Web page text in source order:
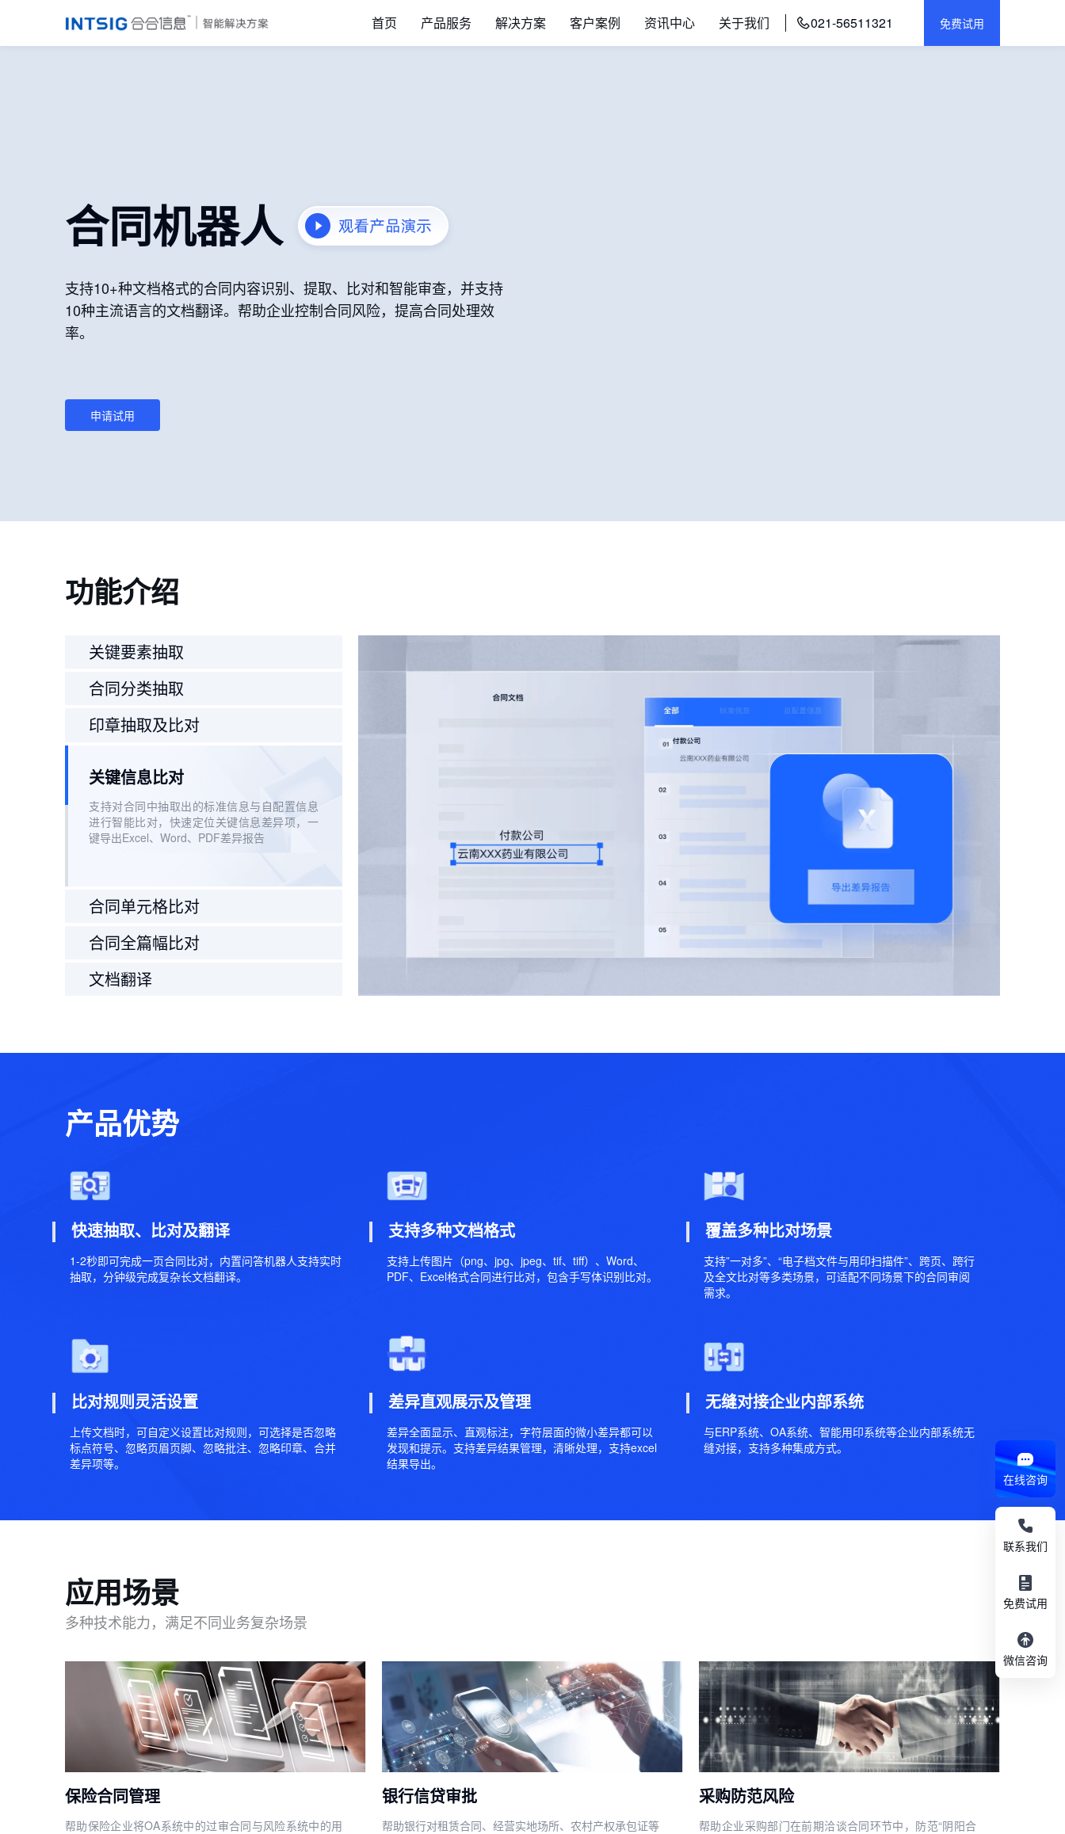
首页 产品服务 解决方案 客户案例 资讯中心 关于我们 021-56511321 免费试用
合同机器人
支持10+种文档格式的合同内容识别、提取、比对和智能审查，并支持
10种主流语言的文档翻译。帮助企业控制合同风险，提高合同处理效
率。
申请试用
功能介绍
关键要素抽取
合同分类抽取
印章抽取及比对
关键信息比对
支持对合同中抽取出的标准信息与自配置信息
进行智能比对，快速定位关键信息差异项，一
键导出Excel、Word、PDF差异报告
合同单元格比对
合同全篇幅比对
文档翻译
产品优势
快速抽取、比对及翻译
1-2秒即可完成一页合同比对，内置问答机器人支持实时
抽取，分钟级完成复杂长文档翻译。
支持多种文档格式
支持上传图片（png、jpg、jpeg、tif、tiff）、Word、
PDF、Excel格式合同进行比对，包含手写体识别比对。
覆盖多种比对场景
支持”一对多”、“电子档文件与用印扫描件”、跨页、跨行
及全文比对等多类场景，可适配不同场景下的合同审阅
需求。
比对规则灵活设置
上传文档时，可自定义设置比对规则，可选择是否忽略
标点符号、忽略页眉页脚、忽略批注、忽略印章、合并
差异项等。
差异直观展示及管理
差异全面显示、直观标注，字符层面的微小差异都可以
发现和提示。支持差异结果管理，清晰处理，支持excel
结果导出。
无缝对接企业内部系统
与ERP系统、OA系统、智能用印系统等企业内部系统无
缝对接，支持多种集成方式。
应用场景
多种技术能力，满足不同业务复杂场景
保险合同管理
帮助保险企业将OA系统中的过审合同与风险系统中的用
银行信贷审批
帮助银行对租赁合同、经营实地场所、农村产权承包证等
采购防范风险
帮助企业采购部门在前期洽谈合同环节中，防范“阴阳合
在线咨询
联系我们
免费试用
微信咨询